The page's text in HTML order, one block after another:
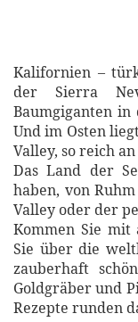
Kalifornien –
der Sierra
Baumgiganten
Und im Osten
Valley, so reich
Das Land der
haben, von
Valley oder der
Kommen Sie mit
Sie über die
zauberhaft
Goldgräber und
Rezepte runden